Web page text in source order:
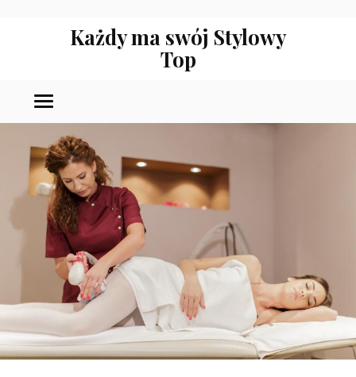
Każdy ma swój Stylowy
Top